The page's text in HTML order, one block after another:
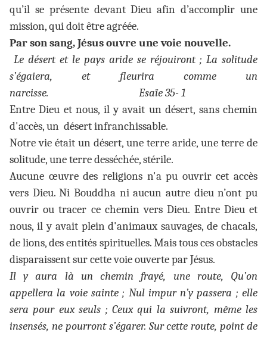
qu’il se présente devant Dieu afin d’accomplir une
mission, qui doit être agréée.
Par son sang, Jésus ouvre une voie nouvelle.
Le désert et le pays aride se réjouiront ; La solitude
s’égaiera, et fleurira comme un
narcisse. Esaïe 35- 1
Entre Dieu et nous, il y avait un désert, sans chemin
d'accès, un désert infranchissable.
Notre vie était un désert, une terre aride, une terre de
solitude, une terre desséchée, stérile.
Aucune œuvre des religions n'a pu ouvrir cet accès
vers Dieu. Ni Bouddha ni aucun autre dieu n’ont pu
ouvrir ou tracer ce chemin vers Dieu. Entre Dieu et
nous, il y avait plein d'animaux sauvages, de chacals,
de lions, des entités spirituelles. Mais tous ces obstacles
disparaissent sur cette voie ouverte par Jésus.
Il y aura là un chemin frayé, une route, Qu’on
appellera la voie sainte ; Nul impur n’y passera ; elle
sera pour eux seuls ; Ceux qui la suivront, même les
insensés, ne pourront s’égarer. Sur cette route, point de